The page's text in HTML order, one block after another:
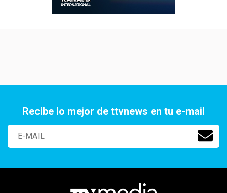
Recibe lo mejor de ttvnews en tu e-mail